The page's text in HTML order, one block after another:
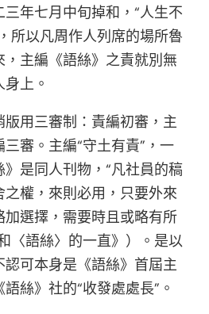
年七月中旬掉和，“人生不
所以凡周作人列席的場所魯
主編《語絲》之責就別無
上。
版用三審制：責編初審，主
審。主編“守土有責”，一
是同人刊物，“凡社員的稿
權，來則必用，只要外來
選擇，需要時且或略有所
〈語絲〉的一直》）。是以
認可本身是《語絲》首屆主
絲》社的“收發處處長”。